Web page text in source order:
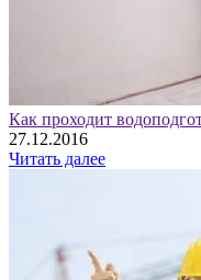
Как проходит
27.12.2016
Читать далее